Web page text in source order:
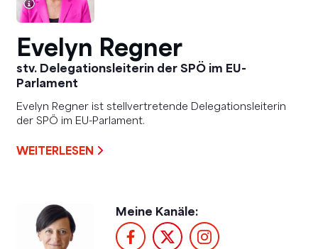
Evelyn Regner
stv. Delegationsleiterin der SPÖ im EU-
Parlament
Evelyn Regner ist stellvertretende Delegationsleiterin
der SPÖ im EU-Parlament.
WEITERLESEN
Meine Kanäle: